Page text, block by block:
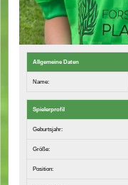
Allgemeine Daten
Name:
Spielerprofil
Geburtsjahr:
Größe:
Position: